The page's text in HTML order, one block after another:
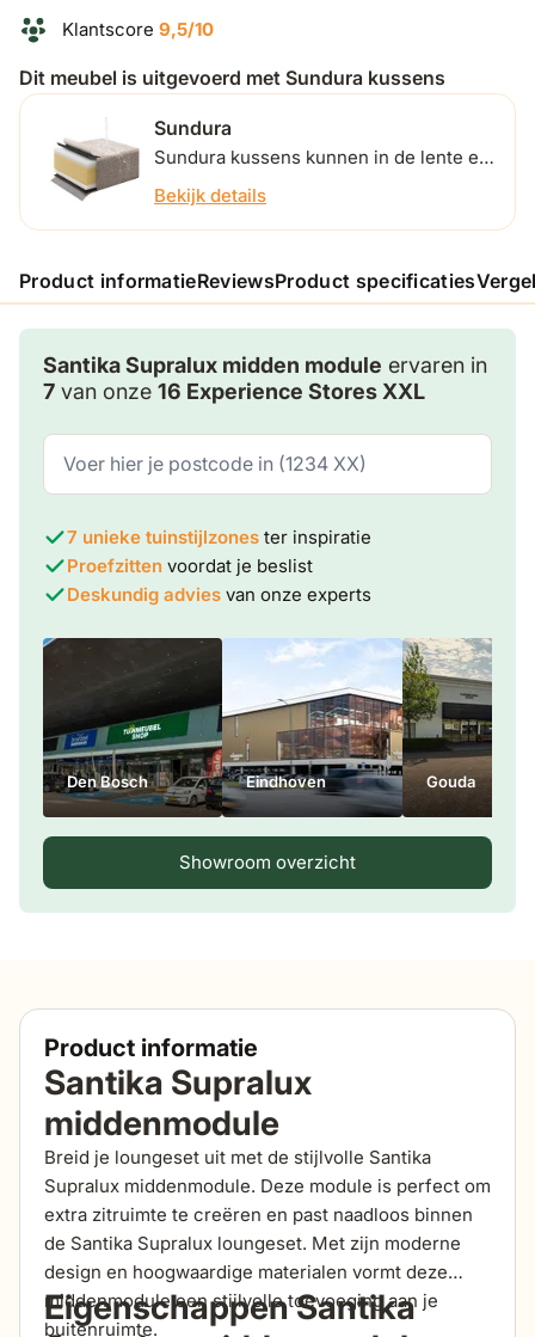
Klantscore 9,5/10
Dit meubel is uitgevoerd met Sundura kussens
Sundura
Sundura kussens kunnen in de lente en
zomer buiten blijven liggen. Ontdek
Bekijk details
Product informatieReviewsProduct specificaties
Santika Supralux midden module ervaren in
7 van onze 16 Experience Stores XXL
7 unieke tuinstijlzones ter inspiratie
Proefzitten voordat je beslist
Deskundig advies van onze experts
Den Bosch Eindhoven Gouda
Showroom overzicht
Product informatie
Santika Supralux
middenmodule
Breid je loungeset uit met de stijlvolle Santika
Supralux middenmodule. Deze module is perfect om
extra zitruimte te creëren en past naadloos binnen
de Santika Supralux loungeset. Met zijn moderne
design en hoogwaardige materialen vormt deze
middenmodule een stijlvolle toevoeging aan je
buitenruimte.
Eigenschappen Santika